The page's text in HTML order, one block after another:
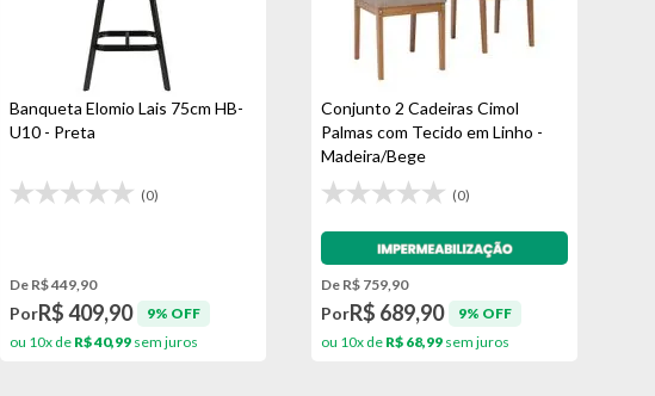
Banqueta Elomio Lais 75cm HB-
U10 - Preta
(0)
De R$ 449,90
PorR$ 409,90
9% OFF
ou 10x de R$ 40,99sem juros
Conjunto 2 Cadeiras Cimol
Palmas com Tecido em Linho -
Madeira/Bege
(0)
Impermeabilização - VEDA
De R$ 759,90
PorR$ 689,90
9% OFF
ou 10x de R$ 68,99 sem juros